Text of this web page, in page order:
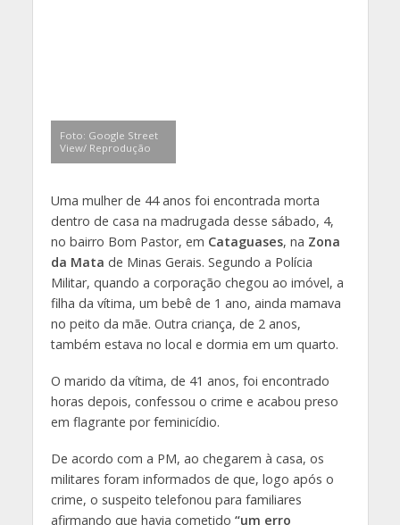
Foto: Google Street
View/ Reprodução
Uma mulher de 44 anos foi encontrada morta
dentro de casa na madrugada desse sábado, 4,
no bairro Bom Pastor, em Cataguases, na Zona
da Mata de Minas Gerais. Segundo a Polícia
Militar, quando a corporação chegou ao imóvel, a
filha da vítima, um bebê de 1 ano, ainda mamava
no peito da mãe. Outra criança, de 2 anos,
também estava no local e dormia em um quarto.
O marido da vítima, de 41 anos, foi encontrado
horas depois, confessou o crime e acabou preso
em flagrante por feminicídio.
De acordo com a PM, ao chegarem à casa, os
militares foram informados de que, logo após o
crime, o suspeito telefonou para familiares
afirmando que havia cometido “um erro